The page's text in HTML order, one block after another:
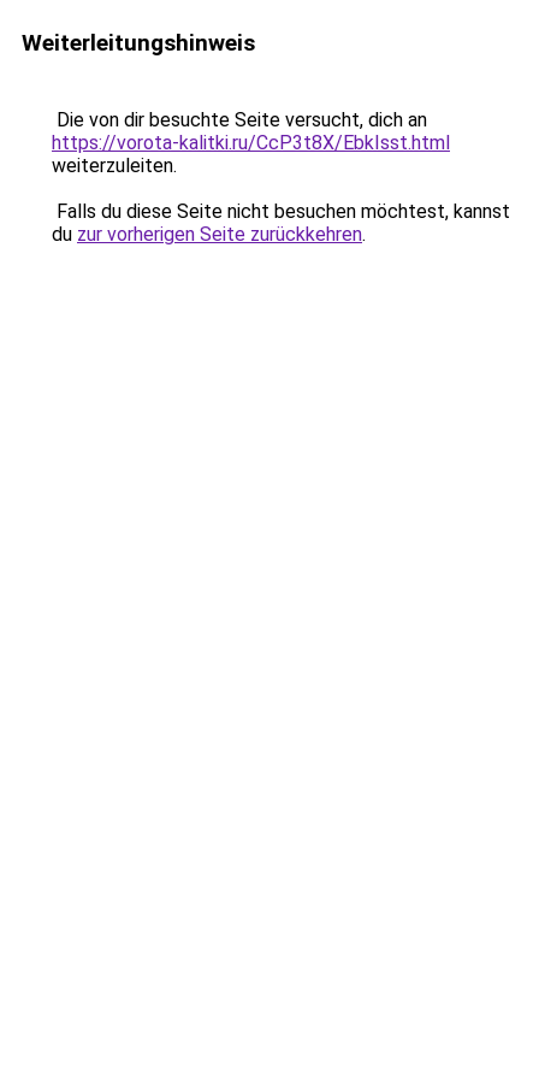
Weiterleitungshinweis
Die von dir besuchte Seite versucht, dich an
https://vorota-kalitki.ru/CcP3t8X/EbkIsst.html
weiterzuleiten.
Falls du diese Seite nicht besuchen möchtest, kannst
du zur vorherigen Seite zurückkehren.